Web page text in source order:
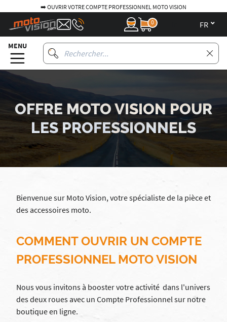
➡️ OUVRIR VOTRE COMPTE PROFESSIONNEL MOTO VISION
0
MENU
OFFRE MOTO VISION POUR
LES PROFESSIONNELS
Bienvenue sur Moto Vision, votre spécialiste de la pièce et
des accessoires moto.
COMMENT OUVRIR UN COMPTE
PROFESSIONNEL MOTO VISION
Nous vous invitons à booster votre activité dans l'univers
des deux roues avec un Compte Professionnel sur notre
boutique en ligne.